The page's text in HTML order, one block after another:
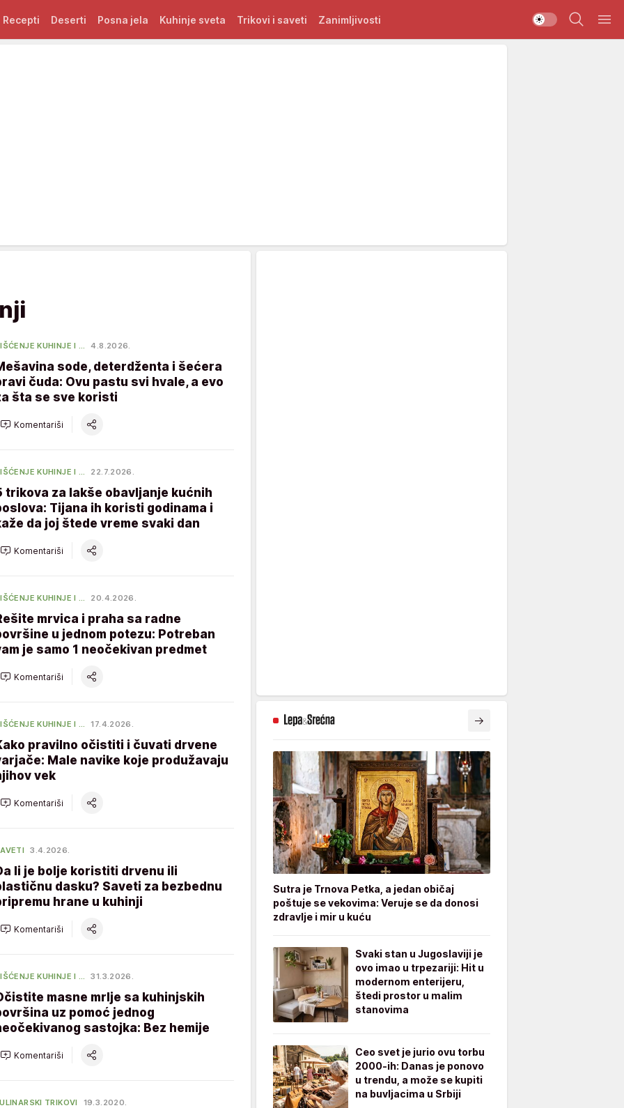
Recepti Deserti Posna jela Kuhinje sveta Trikovi i saveti Zanimljivosti
KUHINJE I … 4.8.2026.
sode, deterdženta i šećera
čuda: Ovu pastu svi hvale, a evo
šta se sve koristi
Komentariši
KUHINJE I … 22.7.2026.
trikova za lakše obavljanje kućnih
Tijana ih koristi godinama i
da joj štede vreme svaki dan
Komentariši
KUHINJE I … 20.4.2026.
mrvica i praha sa radne
u jednom potezu: Potreban
je samo 1 neočekivan predmet
Komentariši
KUHINJE I … 17.4.2026.
pravilno očistiti i čuvati drvene
Male navike koje produžavaju
vek
Komentariši
3.4.2026.
li je bolje koristiti drvenu ili
dasku? Saveti za bezbednu
hrane u kuhinji
Komentariši
KUHINJE I … 31.3.2026.
masne mrlje sa kuhinjskih
uz pomoć jednog
sastojka: Bez hemije
Komentariši
TRIKOVI 19.3.2020.
Sutra je Trnova Petka, a jedan običaj
poštuje se vekovima: Veruje se da donosi
zdravlje i mir u kuću
Svaki stan u Jugoslaviji je
ovo imao u trpezariji: Hit u
modernom enterijeru,
štedi prostor u malim
stanovima
Ceo svet je jurio ovu torbu
2000-ih: Danas je ponovo
u trendu, a može se kupiti
na buvljacima u Srbiji